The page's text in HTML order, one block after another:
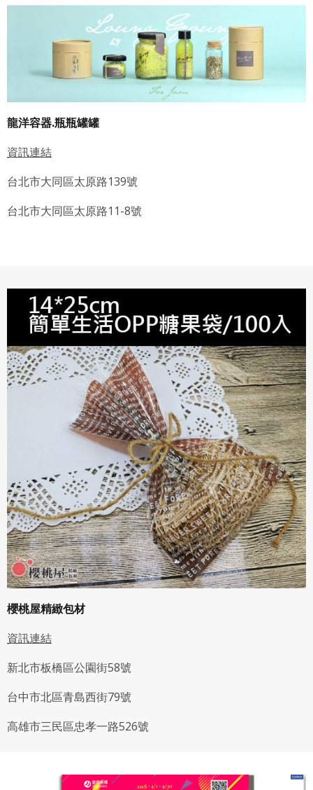
龍洋容器.瓶瓶罐罐
資訊連結
台北市大同區太原路139號
台北市大同區太原路11-8號
櫻桃屋精緻包材
資訊連結
新北市板橋區公園街58號
台中市北區青島西街79號
高雄市三民區忠孝一路526號